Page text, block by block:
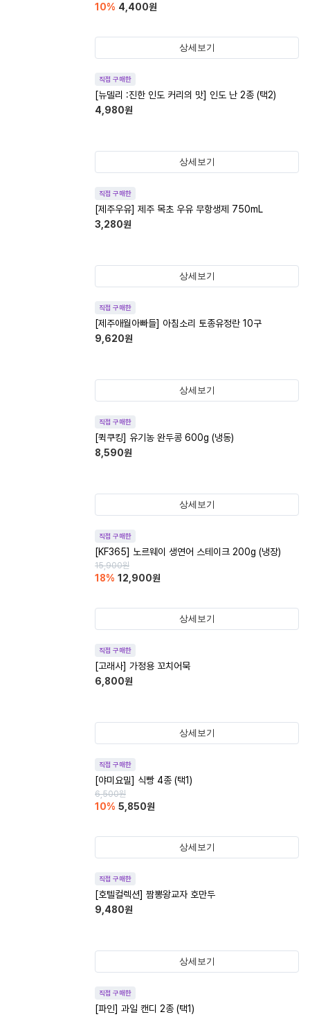
10% 4,400원
상세보기
직접 구매한
[뉴델리 :진한 인도 커리의 맛] 인도 난 2종 (택2)
4,980원
상세보기
직접 구매한
[제주우유] 제주 목초 우유 무항생제 750mL
3,280원
상세보기
직접 구매한
[제주애월아빠들] 아침소리 토종유정란 10구
9,620원
상세보기
직접 구매한
[퀵쿠킹] 유기농 완두콩 600g (냉동)
8,590원
상세보기
직접 구매한
[KF365] 노르웨이 생연어 스테이크 200g (냉장)
15,900원
18% 12,900원
상세보기
직접 구매한
[고래사] 가정용 꼬치어묵
6,800원
상세보기
직접 구매한
[야미요밀] 식빵 4종 (택1)
6,500원
10% 5,850원
상세보기
직접 구매한
[호텔컬렉션] 짬뽕왕교자 호만두
9,480원
상세보기
직접 구매한
[파인] 과일 캔디 2종 (택1)